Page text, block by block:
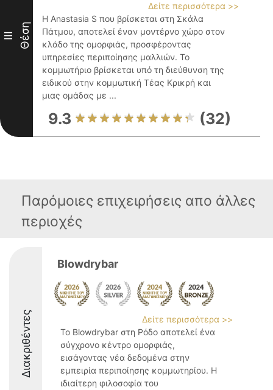
III Θέση
Δείτε περισσότερα >>
Η Anastasia S που βρίσκεται στη Σκάλα
Πάτμου, αποτελεί έναν μοντέρνο χώρο στον
κλάδο της ομορφιάς, προσφέροντας
υπηρεσίες περιποίησης μαλλιών. Το
κομμωτήριο βρίσκεται υπό τη διεύθυνση της
ειδικού στην κομμωτική Τέας Κρικρή και
μιας ομάδας με ...
9.3 (32)
Παρόμοιες επιχειρήσεις απο άλλες
περιοχές
Διακριθέντες
Blowdrybar
Δείτε περισσότερα >>
Το Blowdrybar στη Ρόδο αποτελεί ένα
σύγχρονο κέντρο ομορφιάς,
εισάγοντας νέα δεδομένα στην
εμπειρία περιποίησης κομμωτηρίου. Η
ιδιαίτερη φιλοσοφία του